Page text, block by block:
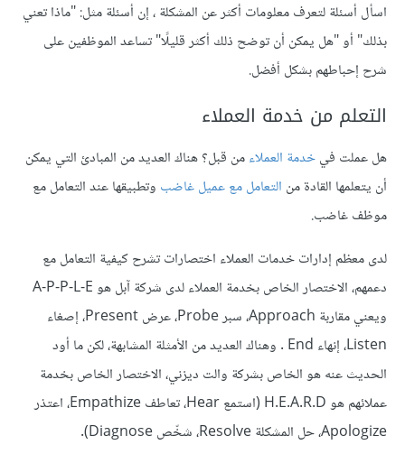
اسأل أسئلة لتعرف معلومات أكثر عن المشكلة ، إن أسئلة مثل: "ماذا تعني
بذلك" أو "هل يمكن أن توضح ذلك أكثر قليلًا" تساعد الموظفين على
شرح إحباطهم بشكل أفضل.
التعلم من خدمة العملاء
هل عملت فيخدمة العملاءمن قبل؟ هناك العديد من المبادئ التي يمكن
أن يتعلمها القادة من التعامل مع عميل غاضب وتطبيقها عند التعامل مع
موظف غاضب.
لدى معظم إدارات خدمات العملاء اختصارات تشرح كيفية التعامل مع
دعمهم، الاختصار الخاص بخدمة العملاء لدى شركة آبل هو A-P-P-L-E
ويعني مقاربة Approach، سبر Probe، عرض Present، إصغاء
Listen، إنهاء End . وهناك العديد من الأمثلة المشابهة، لكن ما أود
الحديث عنه هو الخاص بشركة والت ديزني، الاختصار الخاص بخدمة
عملائهم هو H.E.A.R.D (استمع Hear، تعاطف Empathize، اعتذر
Apologize، حل المشكلة Resolve، شخّص Diagnose).